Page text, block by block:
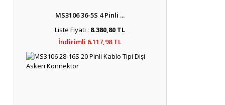
MS3106 36-5S 4 Pinli ...
Liste Fiyatı : 8.380,80 TL
İndirimli 6.117,98 TL